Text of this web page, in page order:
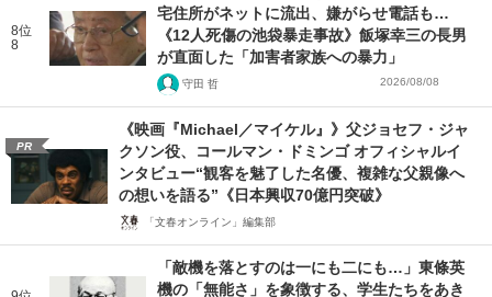
8位
8
宅住所がネットに流出、嫌がらせ電話も…
《12人死傷の池袋暴走事故》飯塚幸三の長男
が直面した「加害者家族への暴力」
守田 哲 2026/08/08
PR
《映画『Michael／マイケル』》父ジョセフ・ジャ
クソン役、コールマン・ドミンゴ オフィシャルイ
ンタビュー“観客を魅了した名優、複雑な父親像へ
の想いを語る”《日本興収70億円突破》
「文春オンライン」編集部
「敵機を落とすのは一にも二にも…」東條英
機の「無能さ」を象徴する、学生たちをあき